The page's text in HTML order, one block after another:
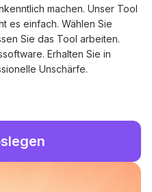
machen. Unser Tool
es einfach. Wählen Sie
Sie das Tool arbeiten.
Erhalten Sie in
Unschärfe.